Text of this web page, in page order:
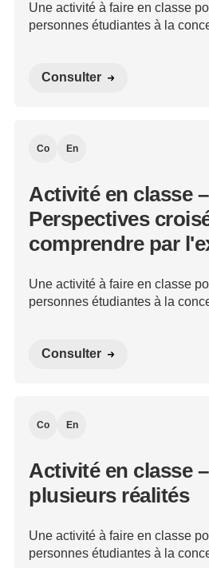
Une activité à faire en classe
personnes étudiantes à la
Consulter
Co En
Activité en classe –
Perspectives
comprendre par
Une activité à faire en classe
personnes étudiantes à la
Consulter
Co En
Activité en classe
plusieurs réalités
Une activité à faire en classe
personnes étudiantes à la